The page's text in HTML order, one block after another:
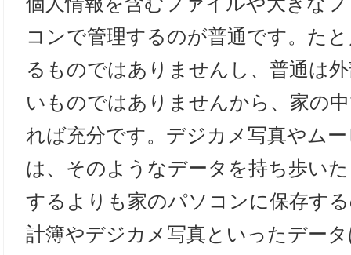
コンで管理するのが普通です。た
るものではありませんし、普通は
いものではありませんから、家の
れば充分です。デジカメ写真やム
は、そのようなデータを持ち歩い
するよりも家のパソコンに保存す
計簿やデジカメ写真といったデー